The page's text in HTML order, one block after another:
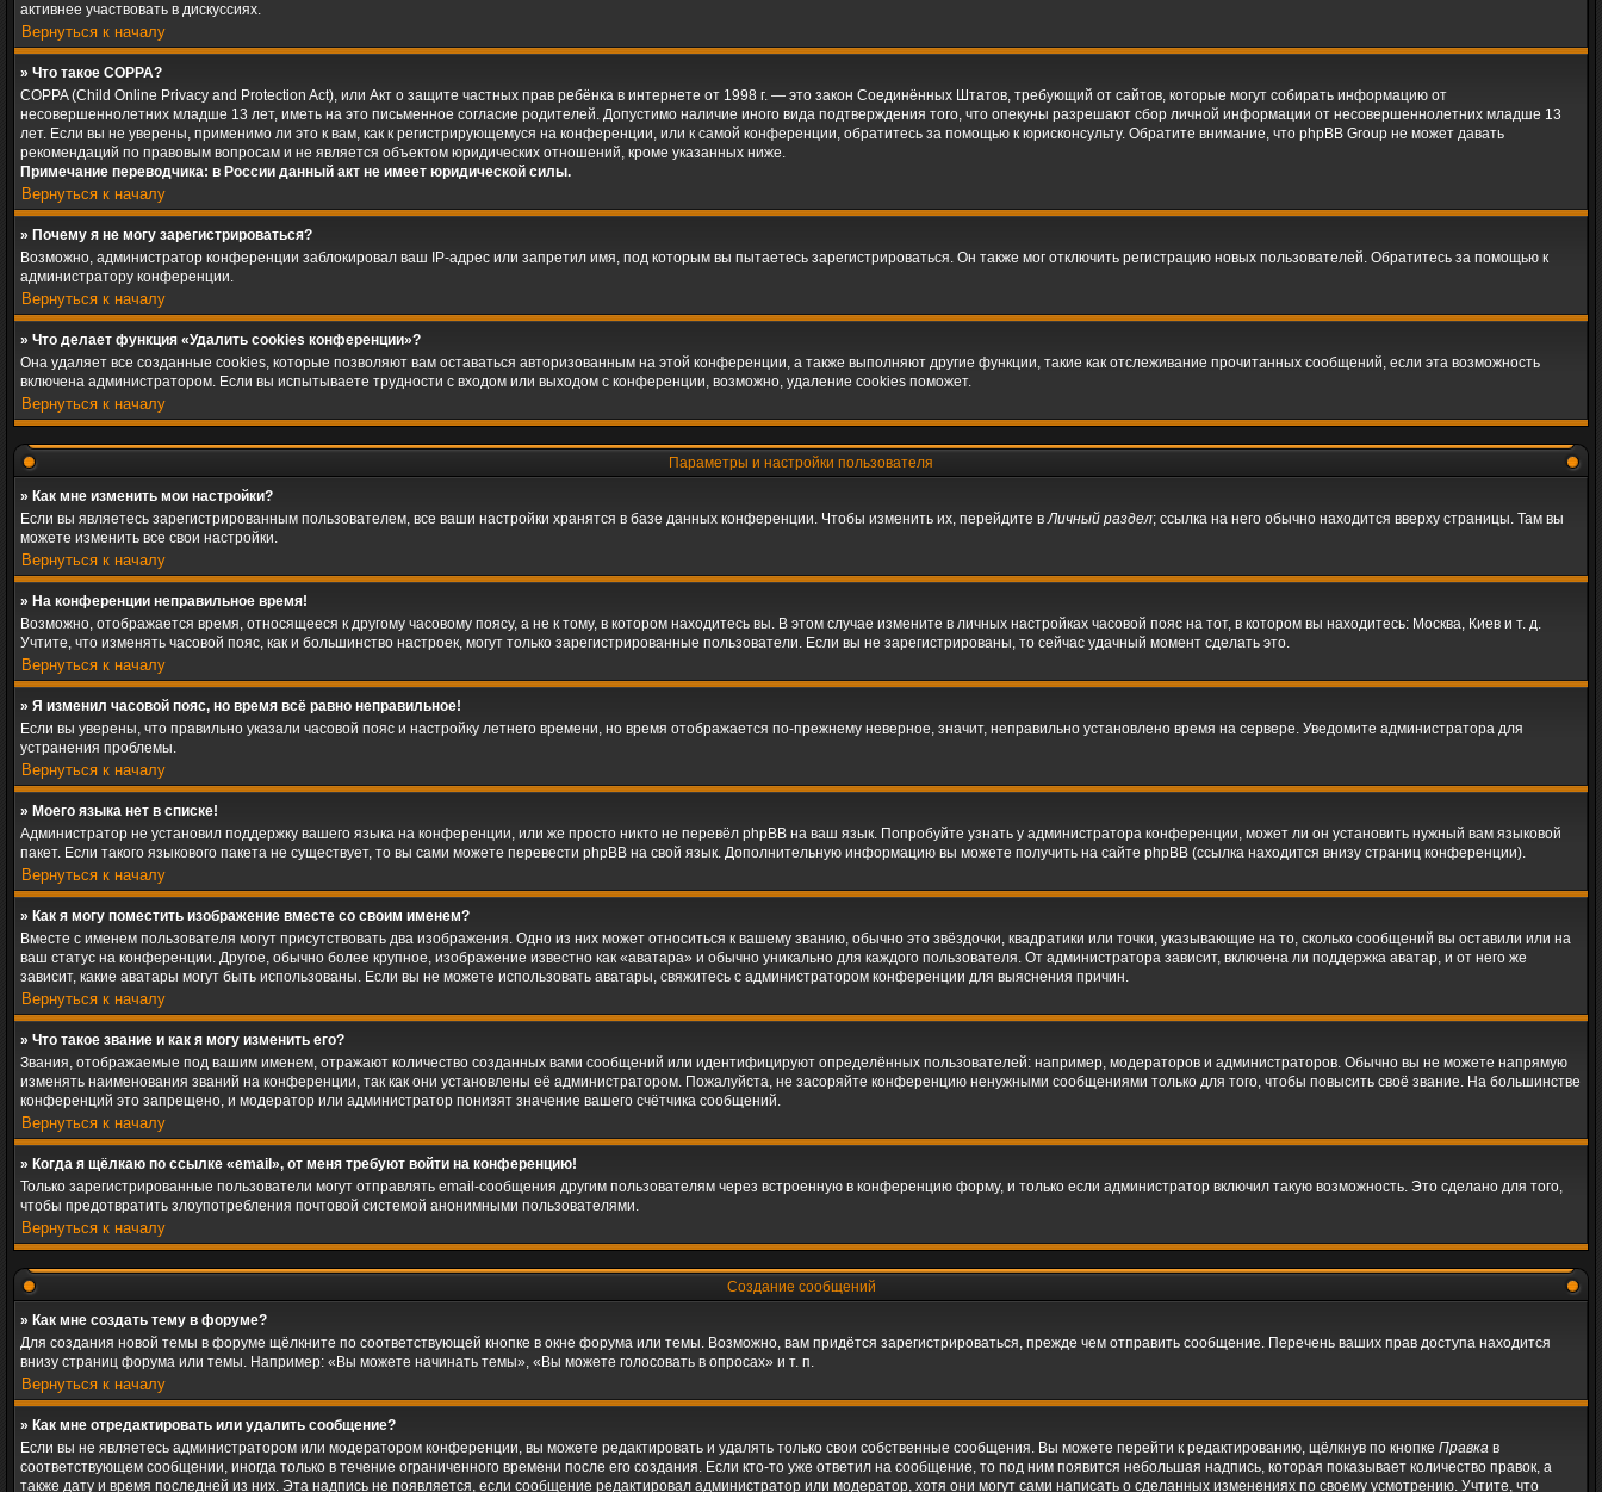
активнее участвовать в дискуссиях.
Вернуться к началу
» Что такое COPPA?
COPPA (Child Online Privacy and Protection Act), или Акт о защите частных прав ребёнка в интернете от 1998 г. — это закон Соединённых Штатов, требующий от сайтов, которые могут собирать информацию от
несовершеннолетних младше 13 лет, иметь на это письменное согласие родителей. Допустимо наличие иного вида подтверждения того, что опекуны разрешают сбор личной информации от несовершеннолетних младше 13
лет. Если вы не уверены, применимо ли это к вам, как к регистрирующемуся на конференции, или к самой конференции, обратитесь за помощью к юрисконсульту. Обратите внимание, что phpBB Group не может давать
рекомендаций по правовым вопросам и не является объектом юридических отношений, кроме указанных ниже.
Примечание переводчика: в России данный акт не имеет юридической силы.
Вернуться к началу
» Почему я не могу зарегистрироваться?
Возможно, администратор конференции заблокировал ваш IP-адрес или запретил имя, под которым вы пытаетесь зарегистрироваться. Он также мог отключить регистрацию новых пользователей. Обратитесь за помощью к
администратору конференции.
Вернуться к началу
» Что делает функция «Удалить cookies конференции»?
Она удаляет все созданные cookies, которые позволяют вам оставаться авторизованным на этой конференции, а также выполняют другие функции, такие как отслеживание прочитанных сообщений, если эта возможность
включена администратором. Если вы испытываете трудности с входом или выходом с конференции, возможно, удаление cookies поможет.
Вернуться к началу
Параметры и настройки пользователя
» Как мне изменить мои настройки?
Если вы являетесь зарегистрированным пользователем, все ваши настройки хранятся в базе данных конференции. Чтобы изменить их, перейдите вЛичный раздел; ссылка на него обычно находится вверху страницы. Там вы
можете изменить все свои настройки.
Вернуться к началу
» На конференции неправильное время!
Возможно, отображается время, относящееся к другому часовому поясу, а не к тому, в котором находитесь вы. В этом случае измените в личных настройках часовой пояс на тот, в котором вы находитесь: Москва, Киев и т. д.
Учтите, что изменять часовой пояс, как и большинство настроек, могут только зарегистрированные пользователи. Если вы не зарегистрированы, то сейчас удачный момент сделать это.
Вернуться к началу
» Я изменил часовой пояс, но время всё равно неправильное!
Если вы уверены, что правильно указали часовой пояс и настройку летнего времени, но время отображается по-прежнему неверное, значит, неправильно установлено время на сервере. Уведомите администратора для
устранения проблемы.
Вернуться к началу
» Моего языка нет в списке!
Администратор не установил поддержку вашего языка на конференции, или же просто никто не перевёл phpBB на ваш язык. Попробуйте узнать у администратора конференции, может ли он установить нужный вам языковой
пакет. Если такого языкового пакета не существует, то вы сами можете перевести phpBB на свой язык. Дополнительную информацию вы можете получить на сайте phpBB (ссылка находится внизу страниц конференции).
Вернуться к началу
» Как я могу поместить изображение вместе со своим именем?
Вместе с именем пользователя могут присутствовать два изображения. Одно из них может относиться к вашему званию, обычно это звёздочки, квадратики или точки, указывающие на то, сколько сообщений вы оставили или на
ваш статус на конференции. Другое, обычно более крупное, изображение известно как «аватара» и обычно уникально для каждого пользователя. От администратора зависит, включена ли поддержка аватар, и от него же
зависит, какие аватары могут быть использованы. Если вы не можете использовать аватары, свяжитесь с администратором конференции для выяснения причин.
Вернуться к началу
» Что такое звание и как я могу изменить его?
Звания, отображаемые под вашим именем, отражают количество созданных вами сообщений или идентифицируют определённых пользователей: например, модераторов и администраторов. Обычно вы не можете напрямую
изменять наименования званий на конференции, так как они установлены её администратором. Пожалуйста, не засоряйте конференцию ненужными сообщениями только для того, чтобы повысить своё звание. На большинстве
конференций это запрещено, и модератор или администратор понизят значение вашего счётчика сообщений.
Вернуться к началу
» Когда я щёлкаю по ссылке «email», от меня требуют войти на конференцию!
Только зарегистрированные пользователи могут отправлять email-сообщения другим пользователям через встроенную в конференцию форму, и только если администратор включил такую возможность. Это сделано для того,
чтобы предотвратить злоупотребления почтовой системой анонимными пользователями.
Вернуться к началу
Создание сообщений
» Как мне создать тему в форуме?
Для создания новой темы в форуме щёлкните по соответствующей кнопке в окне форума или темы. Возможно, вам придётся зарегистрироваться, прежде чем отправить сообщение. Перечень ваших прав доступа находится
внизу страниц форума или темы. Например: «Вы можете начинать темы», «Вы можете голосовать в опросах» и т. п.
Вернуться к началу
» Как мне отредактировать или удалить сообщение?
Если вы не являетесь администратором или модератором конференции, вы можете редактировать и удалять только свои собственные сообщения. Вы можете перейти к редактированию, щёлкнув по кнопке Правка в
соответствующем сообщении, иногда только в течение ограниченного времени после его создания. Если кто-то уже ответил на сообщение, то под ним появится небольшая надпись, которая показывает количество правок, а
также дату и время последней из них. Эта надпись не появляется, если сообщение редактировал администратор или модератор, хотя они могут сами написать о сделанных изменениях по своему усмотрению. Учтите, что